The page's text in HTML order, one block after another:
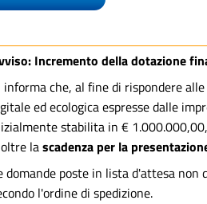
Incremento della dotazione
informa che, al fine di rispondere
ed ecologica espresse dalle
stabilita in € 1.000.000,00,
lascadenza per la
domande poste in lista d'attesa
l'ordine di spedizione.